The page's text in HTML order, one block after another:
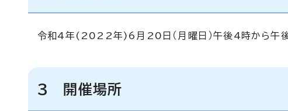
令和4年(2022年)6月20日（月曜日）午後4時から午後
3 開催場所